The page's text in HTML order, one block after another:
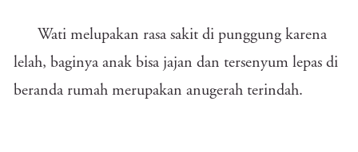
Wati melupakan rasa sakit di punggung karena
lelah, baginya anak bisa jajan dan tersenyum lepas di
beranda rumah merupakan anugerah terindah.